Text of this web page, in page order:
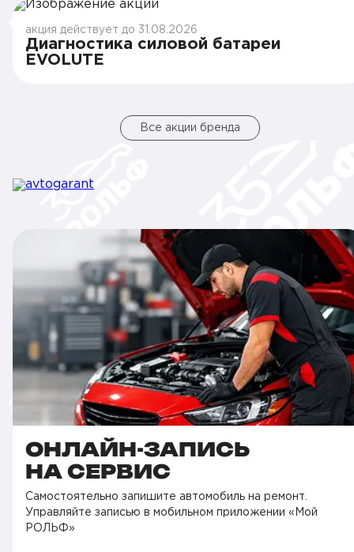
акция действует до 31.08.2026
Диагностика силовой батареи
EVOLUTE
Все акции бренда
ОНЛАЙН-ЗАПИСЬ
НА СЕРВИС
Самостоятельно запишите автомобиль на ремонт.
Управляйте записью в мобильном приложении «Мой
РОЛЬФ»